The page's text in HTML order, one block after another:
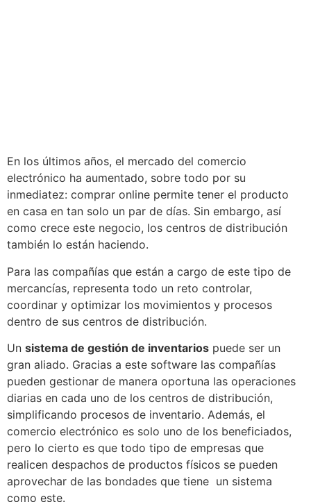
En los últimos años, el mercado del comercio
electrónico ha aumentado, sobre todo por su
inmediatez: comprar online permite tener el producto
en casa en tan solo un par de días. Sin embargo, así
como crece este negocio, los centros de distribución
también lo están haciendo.
Para las compañías que están a cargo de este tipo de
mercancías, representa todo un reto controlar,
coordinar y optimizar los movimientos y procesos
dentro de sus centros de distribución.
Un sistema de gestión de inventarios puede ser un
gran aliado. Gracias a este software las compañías
pueden gestionar de manera oportuna las operaciones
diarias en cada uno de los centros de distribución,
simplificando procesos de inventario. Además, el
comercio electrónico es solo uno de los beneficiados,
pero lo cierto es que todo tipo de empresas que
realicen despachos de productos físicos se pueden
aprovechar de las bondades que tiene un sistema
como este.